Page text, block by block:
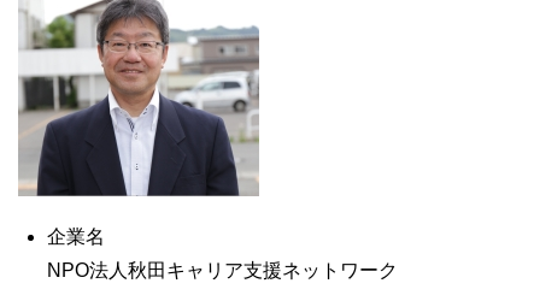
企業名
NPO法人秋田キャリア支援ネットワーク